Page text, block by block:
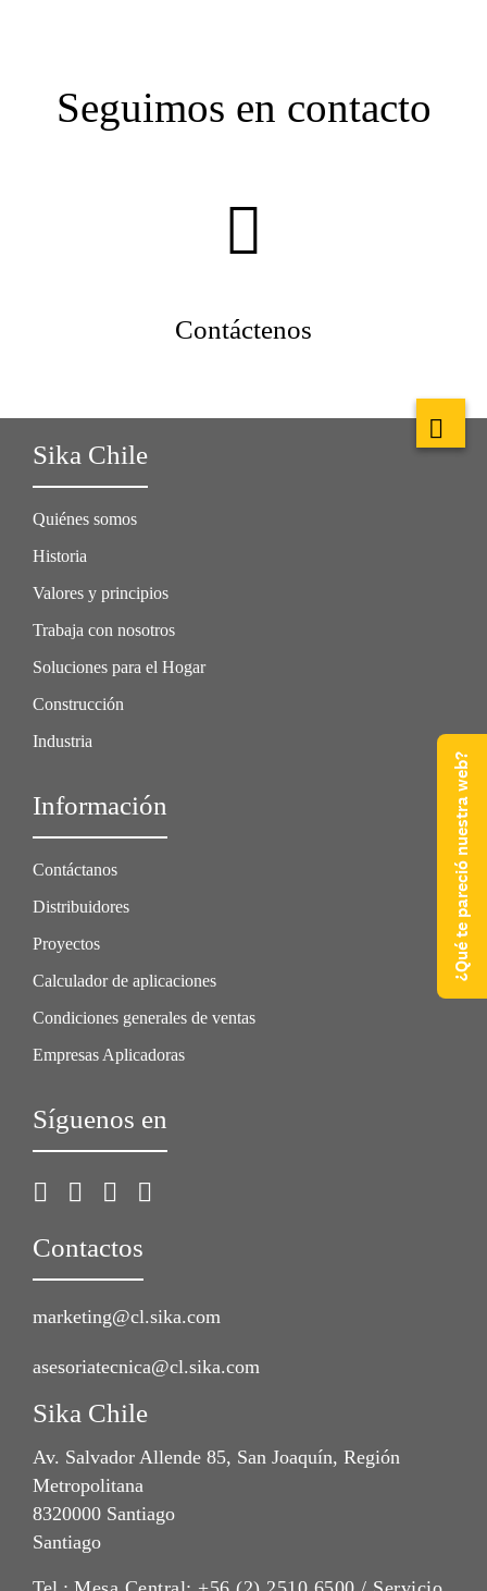
Seguimos en contacto
Contáctenos
Sika Chile
Quiénes somos
Historia
Valores y principios
Trabaja con nosotros
Soluciones para el Hogar
Construcción
Industria
Información
Contáctanos
Distribuidores
Proyectos
Calculador de aplicaciones
Condiciones generales de ventas
Empresas Aplicadoras
Síguenos en
Contactos
marketing@cl.sika.com
asesoriatecnica@cl.sika.com
Sika Chile
Av. Salvador Allende 85, San Joaquín, Región
Metropolitana
8320000 Santiago
Santiago
¿Qué te pareció nuestra web?